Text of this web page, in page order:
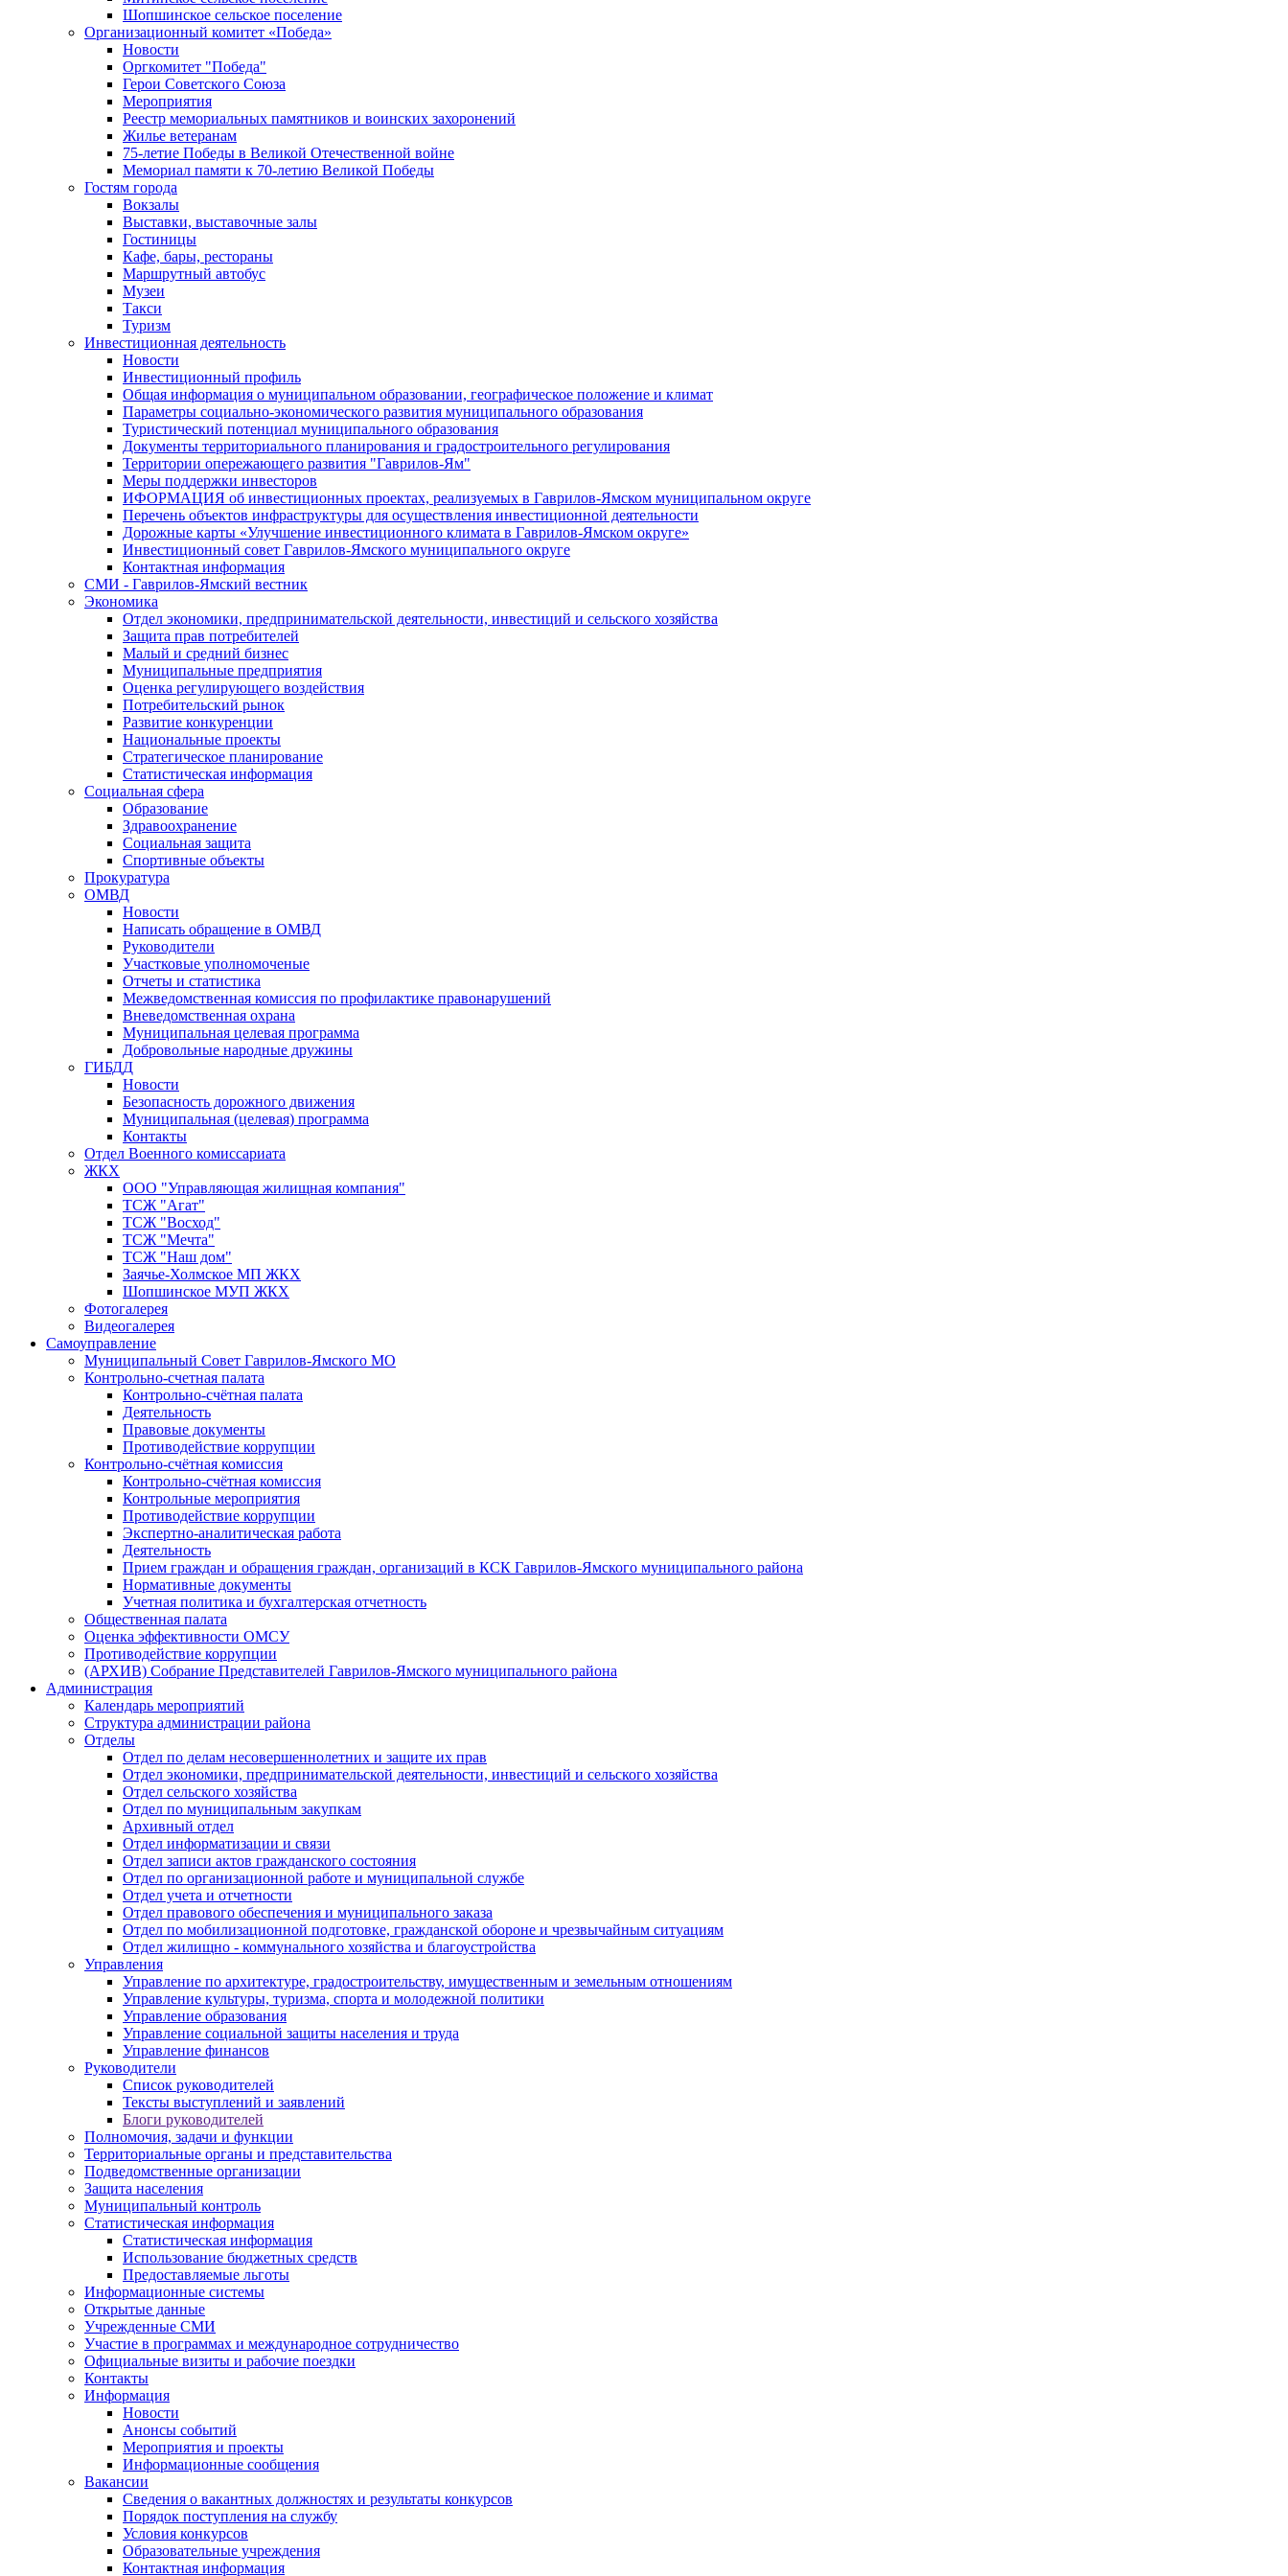
Шопшинское сельское поселение
Организационный комитет «Победа»
Новости
Оргкомитет "Победа"
Герои Советского Союза
Мероприятия
Реестр мемориальных памятников и воинских захоронений
Жилье ветеранам
75-летие Победы в Великой Отечественной войне
Мемориал памяти к 70-летию Великой Победы
Гостям города
Вокзалы
Выставки, выставочные залы
Гостиницы
Кафе, бары, рестораны
Маршрутный автобус
Музеи
Такси
Туризм
Инвестиционная деятельность
Новости
Инвестиционный профиль
Общая информация о муниципальном образовании, географическое положение и климат
Параметры социально-экономического развития муниципального образования
Туристический потенциал муниципального образования
Документы территориального планирования и градостроительного регулирования
Территории опережающего развития "Гаврилов-Ям"
Меры поддержки инвесторов
ИФОРМАЦИЯ об инвестиционных проектах, реализуемых в Гаврилов-Ямском муниципальном округе
Перечень объектов инфраструктуры для осуществления инвестиционной деятельности
Дорожные карты «Улучшение инвестиционного климата в Гаврилов-Ямском округе»
Инвестиционный совет Гаврилов-Ямского муниципального округе
Контактная информация
СМИ - Гаврилов-Ямский вестник
Экономика
Отдел экономики, предпринимательской деятельности, инвестиций и сельского хозяйства
Защита прав потребителей
Малый и средний бизнес
Муниципальные предприятия
Оценка регулирующего воздействия
Потребительский рынок
Развитие конкуренции
Национальные проекты
Стратегическое планирование
Статистическая информация
Социальная сфера
Образование
Здравоохранение
Социальная защита
Спортивные объекты
Прокуратура
ОМВД
Новости
Написать обращение в ОМВД
Руководители
Участковые уполномоченые
Отчеты и статистика
Межведомственная комиссия по профилактике правонарушений
Вневедомственная охрана
Муниципальная целевая программа
Добровольные народные дружины
ГИБДД
Новости
Безопасность дорожного движения
Муниципальная (целевая) программа
Контакты
Отдел Военного комиссариата
ЖКХ
ООО "Управляющая жилищная компания"
ТСЖ "Агат"
ТСЖ "Восход"
ТСЖ "Мечта"
ТСЖ "Наш дом"
Заячье-Холмское МП ЖКХ
Шопшинское МУП ЖКХ
Фотогалерея
Видеогалерея
Самоуправление
Муниципальный Совет Гаврилов-Ямского МО
Контрольно-счетная палата
Контрольно-счётная палата
Деятельность
Правовые документы
Противодействие коррупции
Контрольно-счётная комиссия
Контрольно-счётная комиссия
Контрольные мероприятия
Противодействие коррупции
Экспертно-аналитическая работа
Деятельность
Прием граждан и обращения граждан, организаций в КСК Гаврилов-Ямского муниципального района
Нормативные документы
Учетная политика и бухгалтерская отчетность
Общественная палата
Оценка эффективности ОМСУ
Противодействие коррупции
(АРХИВ) Собрание Представителей Гаврилов-Ямского муниципального района
Администрация
Календарь мероприятий
Структура администрации района
Отделы
Отдел по делам несовершеннолетних и защите их прав
Отдел экономики, предпринимательской деятельности, инвестиций и сельского хозяйства
Отдел сельского хозяйства
Отдел по муниципальным закупкам
Архивный отдел
Отдел информатизации и связи
Отдел записи актов гражданского состояния
Отдел по организационной работе и муниципальной службе
Отдел учета и отчетности
Отдел правового обеспечения и муниципального заказа
Отдел по мобилизационной подготовке, гражданской обороне и чрезвычайным ситуациям
Отдел жилищно - коммунального хозяйства и благоустройства
Управления
Управление по архитектуре, градостроительству, имущественным и земельным отношениям
Управление культуры, туризма, спорта и молодежной политики
Управление образования
Управление социальной защиты населения и труда
Управление финансов
Руководители
Список руководителей
Тексты выступлений и заявлений
Блоги руководителей
Полномочия, задачи и функции
Территориальные органы и представительства
Подведомственные организации
Защита населения
Муниципальный контроль
Статистическая информация
Статистическая информация
Использование бюджетных средств
Предоставляемые льготы
Информационные системы
Открытые данные
Учрежденные СМИ
Участие в программах и международное сотрудничество
Официальные визиты и рабочие поездки
Контакты
Информация
Новости
Анонсы событий
Мероприятия и проекты
Информационные сообщения
Вакансии
Сведения о вакантных должностях и результаты конкурсов
Порядок поступления на службу
Условия конкурсов
Образовательные учреждения
Контактная информация